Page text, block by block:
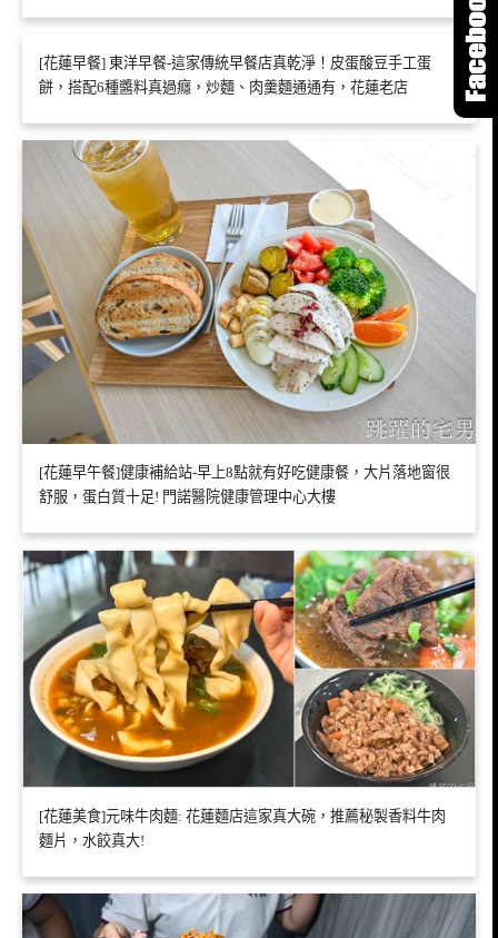
[花蓮早餐] 東洋早餐-這家傳統早餐店真乾淨！皮蛋酸豆手工蛋
餅，搭配6種醬料真過癮，炒麵、肉羹麵通通有，花蓮老店
[花蓮早午餐]健康補給站-早上8點就有好吃健康餐，大片落地窗很
舒服，蛋白質十足! 門諾醫院健康管理中心大樓
[花蓮美食]元味牛肉麵: 花蓮麵店這家真大碗，推薦秘製香料牛肉
麵片，水餃真大!